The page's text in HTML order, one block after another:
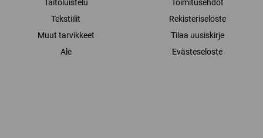
Taitoluistelu
Tekstiilit
Muut tarvikkeet
Ale
Toimitusehdot
Rekisteriseloste
Tilaa uusiskirje
Evästeseloste